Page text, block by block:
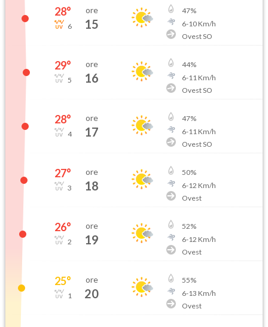
28°
6
ore
15
47%
6-10Km/h
Ovest SO
29°
5
ore
16
44%
6-11 Km/h
Ovest SO
28°
4
ore
17
47%
6-11 Km/h
Ovest SO
27°
3
ore
18
50%
6-12 Km/h
Ovest
26°
2
ore
19
52%
6-12 Km/h
Ovest
25°
1
ore
20
55%
6-13 Km/h
Ovest